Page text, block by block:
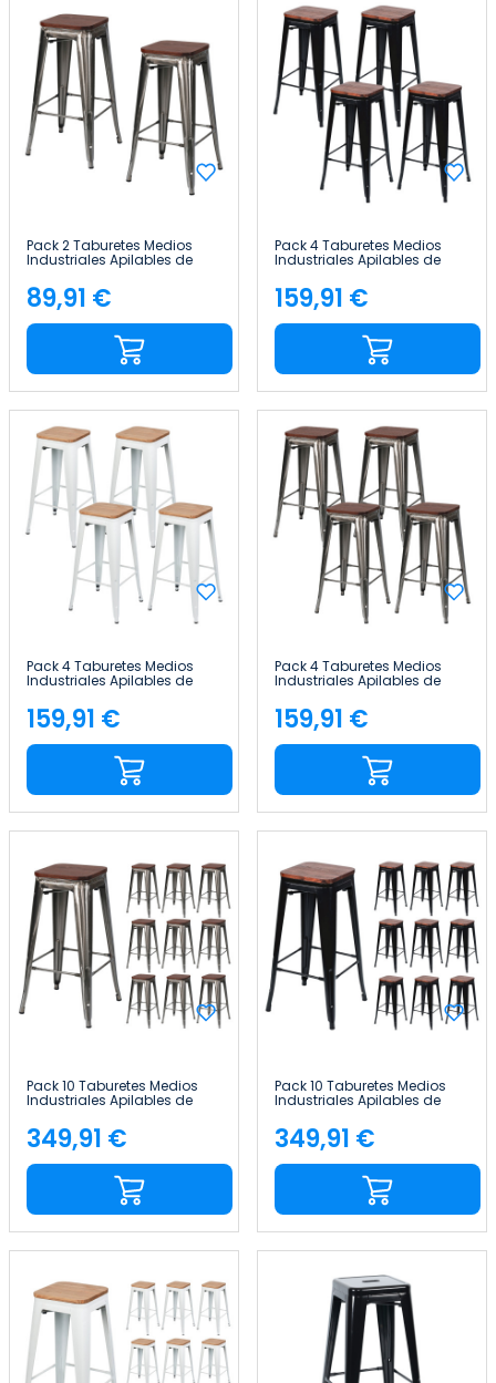
Pack 2 Taburetes Medios
Industriales Apilables de
Acero y Madera
43x43x76cm Thinia Home
Precio
89,91 €
Pack 4 Taburetes Medios
Industriales Apilables de
Acero y Madera
43x43x76cm Thinia Home
Precio
159,91 €
Pack 4 Taburetes Medios
Industriales Apilables de
Acero y Madera
43x43x76cm Thinia Home
Precio
159,91 €
Pack 4 Taburetes Medios
Industriales Apilables de
Acero y Madera
43x43x76cm Thinia Home
Precio
159,91 €
Pack 10 Taburetes Medios
Industriales Apilables de
Acero y Madera
43x43x76cm Thinia Home
Precio
349,91 €
Pack 10 Taburetes Medios
Industriales Apilables de
Acero y Madera
43x43x76cm Thinia Home
Precio
349,91 €